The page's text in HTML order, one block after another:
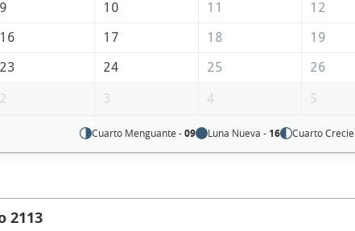
9 10 11
12
16 17 18
19
23 24 25
26
2 3 4 5
Cuarto Menguante -09 Luna Nueva - 16 Cuarto
2113